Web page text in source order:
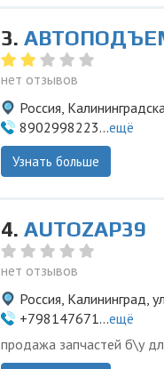
3.
нет отзывов
Россия,
8902998223...ещё
Узнать больше
4. AUTOZAP39
нет отзывов
Россия, Калининград,
+798147671...ещё
продажа запчастей б\у